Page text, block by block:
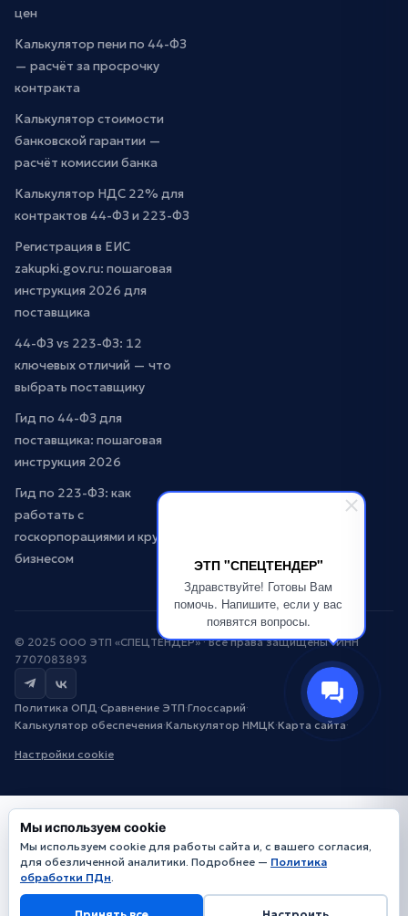
ЭТП "СПЕЦТЕНДЕР"
Здравствуйте! Готовы Вам
помочь. Напишите, если у вас
появятся вопросы.
цен
Калькулятор пени по 44-ФЗ
— расчёт за просрочку
контракта
Калькулятор стоимости
банковской гарантии —
расчёт комиссии банка
Калькулятор НДС 22% для
контрактов 44-ФЗ и 223-ФЗ
Регистрация в ЕИС
zakupki.gov.ru: пошаговая
инструкция 2026 для
поставщика
44-ФЗ vs 223-ФЗ: 12
ключевых отличий — что
выбрать поставщику
Гид по 44-ФЗ для
поставщика: пошаговая
инструкция 2026
Гид по 223-ФЗ: как
работать с
госкорпорациями и крупным
бизнесом
© 2025 ООО ЭТП «СПЕЦТЕНДЕР» · Все права защищены · ИНН
7707083893
Политика ОПД·Сравнение ЭТП·Глоссарий·
Калькулятор обеспечения·Калькулятор НМЦК·Карта сайта·
Настройки cookie
Мы используем cookie
Мы используем cookie для работы сайта и, с вашего согласия,
для обезличенной аналитики. Подробнее — Политика
обработки ПДн.